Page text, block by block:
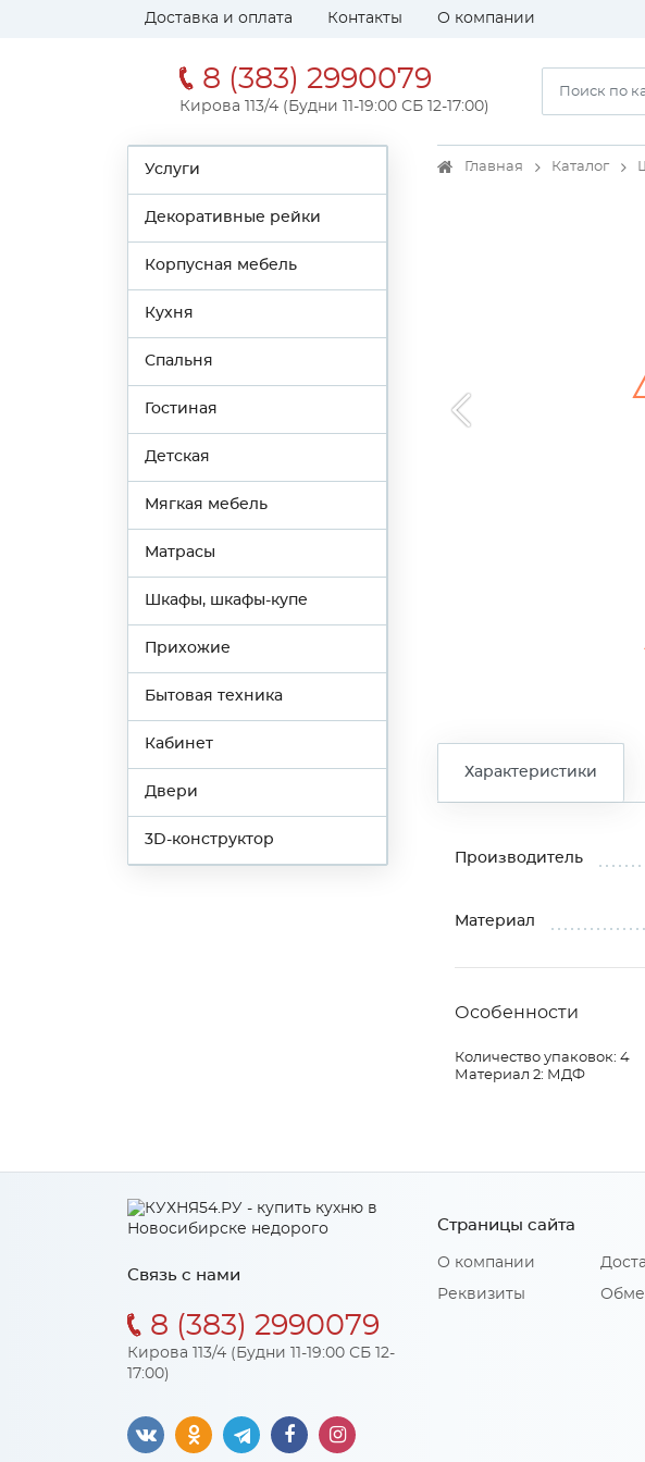
Доставка и оплата Контакты О компании
8 (383) 2990079
Кирова 113/4 (Будни 11-19:00 СБ 12-17:00)
Услуги
Декоративные рейки
Корпусная мебель
Кухня
Спальня
Гостиная
Детская
Мягкая мебель
Матрасы
Шкафы, шкафы-купе
Прихожие
Бытовая техника
Кабинет
Двери
3D-конструктор
Главная Каталог
Характеристики
Производитель
Материал
Особенности
Количество упаковок: 4
Материал 2: МДФ
Связь с нами
8 (383) 2990079
Кирова 113/4 (Будни 11-19:00 СБ 12-
17:00)
Страницы сайта
О компании
Реквизиты